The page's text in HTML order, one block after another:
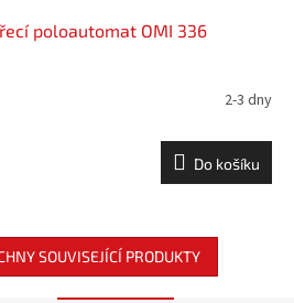
poloautomat OMI 336
2-3 dny
Do košíku
SOUVISEJÍCÍ PRODUKTY